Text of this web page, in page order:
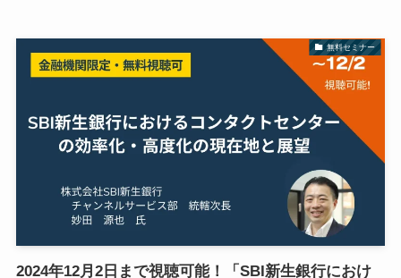
無料セミナー
2024年12月2日まで視聴可能！「SBI新生銀行におけ